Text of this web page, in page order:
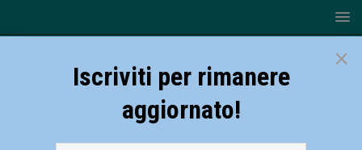
×
Iscriviti per rimanere
aggiornato!